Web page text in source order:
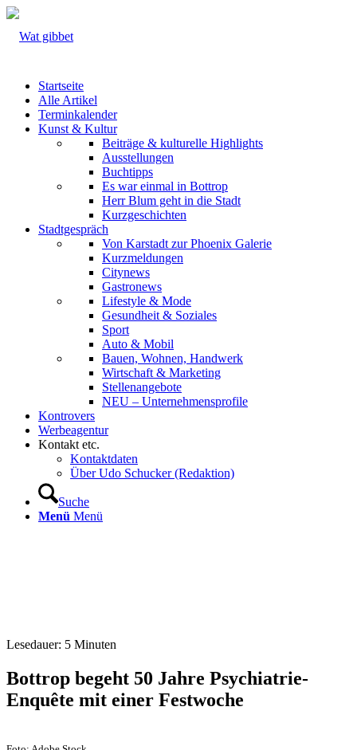
Startseite
Alle Artikel
Terminkalender
Kunst & Kultur
Beiträge & kulturelle Highlights
Ausstellungen
Buchtipps
Es war einmal in Bottrop
Herr Blum geht in die Stadt
Kurzgeschichten
Stadtgespräch
Von Karstadt zur Phoenix Galerie
Kurzmeldungen
Citynews
Gastronews
Lifestyle & Mode
Gesundheit & Soziales
Sport
Auto & Mobil
Bauen, Wohnen, Handwerk
Wirtschaft & Marketing
Stellenangebote
NEU – Unternehmens­profile
Kontrovers
Werbeagentur
Kontakt etc.
Kontaktdaten
Über Udo Schucker (Redaktion)
Suche
Menü Menü
Lesedauer: 5 Minuten
Bottrop begeht 50 Jahre Psychiatrie-
Enquête mit einer Festwoche